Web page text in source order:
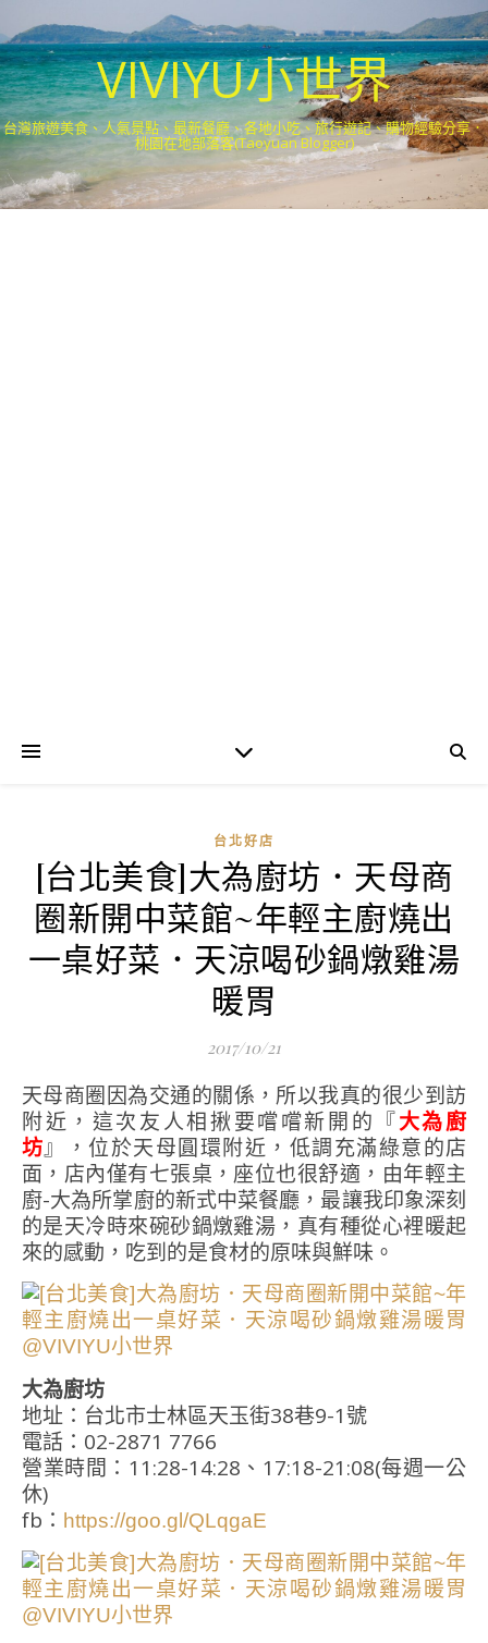
VIVIYU小世界
台灣旅遊美食、人氣景點、最新餐廳、各地小吃、旅行遊記、購物經驗分享．
桃園在地部落客(Taoyuan Blogger)
台北好店
[台北美食]大為廚坊．天母商
圈新開中菜館~年輕主廚燒出
一桌好菜．天涼喝砂鍋燉雞湯
暖胃
2017/10/21
天母商圈因為交通的關係，所以我真的很少到訪
附近，這次友人相揪要嚐嚐新開的『大為廚
坊』，位於天母圓環附近，低調充滿綠意的店
面，店內僅有七張桌，座位也很舒適，由年輕主
廚-大為所掌廚的新式中菜餐廳，最讓我印象深刻
的是天冷時來碗砂鍋燉雞湯，真有種從心裡暖起
來的感動，吃到的是食材的原味與鮮味。
大為廚坊
地址：台北市士林區天玉街38巷9-1號
電話：02-2871 7766
營業時間：11:28-14:28、17:18-21:08(每週一公
休)
fb： https://goo.gl/QLqgaE